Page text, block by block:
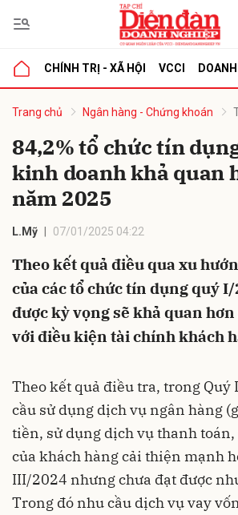
CHÍNH TRỊ - XÃ HỘI VCCI
Trang chủ Ngân hàng - Chứng khoán
84,2% tổ chức tín
kinh doanh khả quan
năm 2025
L.Mỹ 07/01/2025 04:22
Theo kết quả điều qua xu
của các tổ chức tín dụng quý
được kỳ vọng sẽ khả quan hơn
với điều kiện tài chính khách
Theo kết quả điều tra, trong Quý
cầu sử dụng dịch vụ ngân hàng
tiền, sử dụng dịch vụ thanh toán,
của khách hàng cải thiện mạnh
III/2024 nhưng chưa đạt được
Trong đó nhu cầu dịch vụ vay
luận